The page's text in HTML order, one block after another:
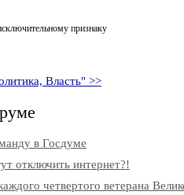
признаку
Власть" >>
в Госдуме
отключить интернет?!
четвертого ветерана